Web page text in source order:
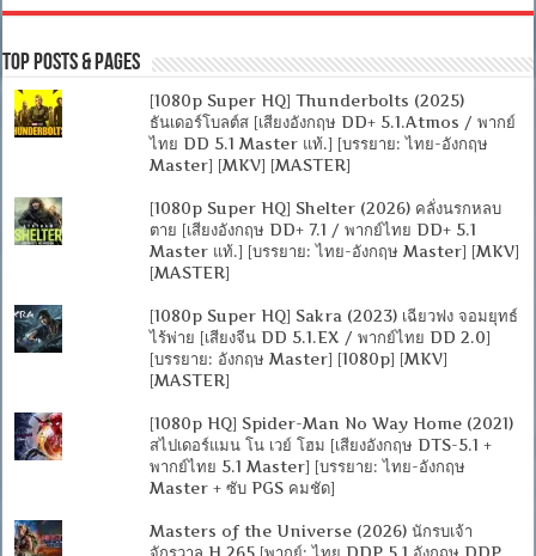
Top Posts & Pages
[1080p Super HQ] Thunderbolts (2025)
ธันเดอร์โบลต์ส [เสียงอังกฤษ DD+ 5.1.Atmos / พากย์
ไทย DD 5.1 Master แท้.] [บรรยาย: ไทย-อังกฤษ
Master] [MKV] [MASTER]
[1080p Super HQ] Shelter (2026) คลั่งนรกหลบ
ตาย [เสียงอังกฤษ DD+ 7.1 / พากย์ไทย DD+ 5.1
Master แท้.] [บรรยาย: ไทย-อังกฤษ Master] [MKV]
[MASTER]
[1080p Super HQ] Sakra (2023) เฉียวฟง จอมยุทธ์
ไร้พ่าย [เสียงจีน DD 5.1.EX / พากย์ไทย DD 2.0]
[บรรยาย: อังกฤษ Master] [1080p] [MKV]
[MASTER]
[1080p HQ] Spider-Man No Way Home (2021)
สไปเดอร์แมน โน เวย์ โฮม [เสียงอังกฤษ DTS-5.1 +
พากย์ไทย 5.1 Master] [บรรยาย: ไทย-อังกฤษ
Master + ซับ PGS คมชัด]
Masters of the Universe (2026) นักรบเจ้า